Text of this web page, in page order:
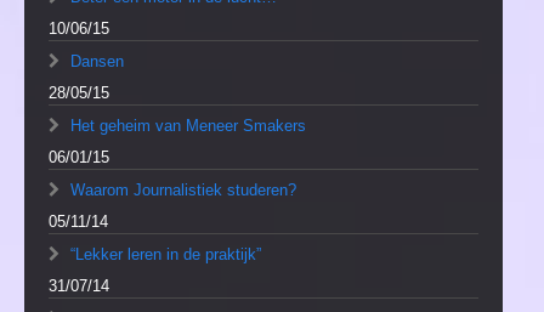
10/06/15
Dansen
28/05/15
Het geheim van Meneer Smakers
06/01/15
Waarom Journalistiek studeren?
05/11/14
“Lekker leren in de praktijk”
31/07/14